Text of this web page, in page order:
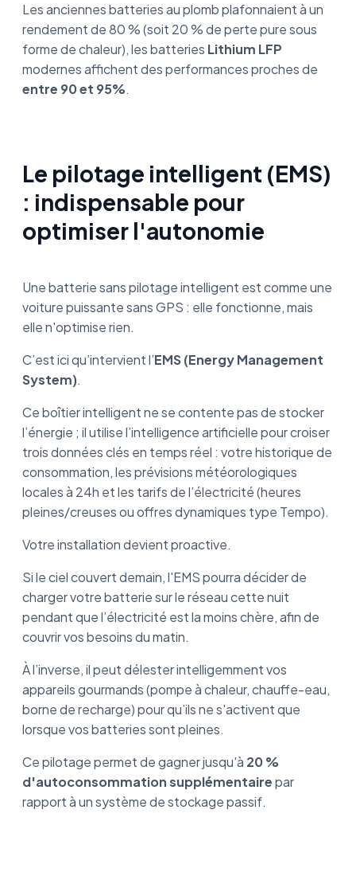
Les anciennes batteries au plomb plafonnaient à un
rendement de 80 % (soit 20 % de perte pure sous
forme de chaleur), les batteries Lithium LFP
modernes affichent des performances proches de
entre 90 et 95%.
Le pilotage intelligent (EMS)
: indispensable pour
optimiser l'autonomie
Une batterie sans pilotage intelligent est comme une
voiture puissante sans GPS : elle fonctionne, mais
elle n'optimise rien.
C’est ici qu’intervient l’EMS (Energy Management
System).
Ce boîtier intelligent ne se contente pas de stocker
l’énergie ; il utilise l’intelligence artificielle pour croiser
trois données clés en temps réel : votre historique de
consommation, les prévisions météorologiques
locales à 24h et les tarifs de l’électricité (heures
pleines/creuses ou offres dynamiques type Tempo).
Votre installation devient proactive.
Si le ciel couvert demain, l'EMS pourra décider de
charger votre batterie sur le réseau cette nuit
pendant que l’électricité est la moins chère, afin de
couvrir vos besoins du matin.
À l’inverse, il peut délester intelligemment vos
appareils gourmands (pompe à chaleur, chauffe-eau,
borne de recharge) pour qu’ils ne s'activent que
lorsque vos batteries sont pleines.
Ce pilotage permet de gagner jusqu'à 20 %
d'autoconsommation supplémentairepar
rapport à un système de stockage passif.